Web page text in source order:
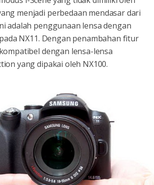
menjadi perbedaan mendasar dari
adalah penggunaan lensa dengan
NX11. Dengan penambahan fitur
dengan lensa-lensa
yang dipakai oleh NX100.